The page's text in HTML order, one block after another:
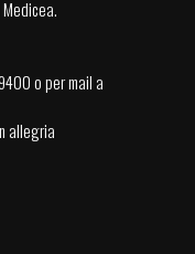
o per mail a
allegria